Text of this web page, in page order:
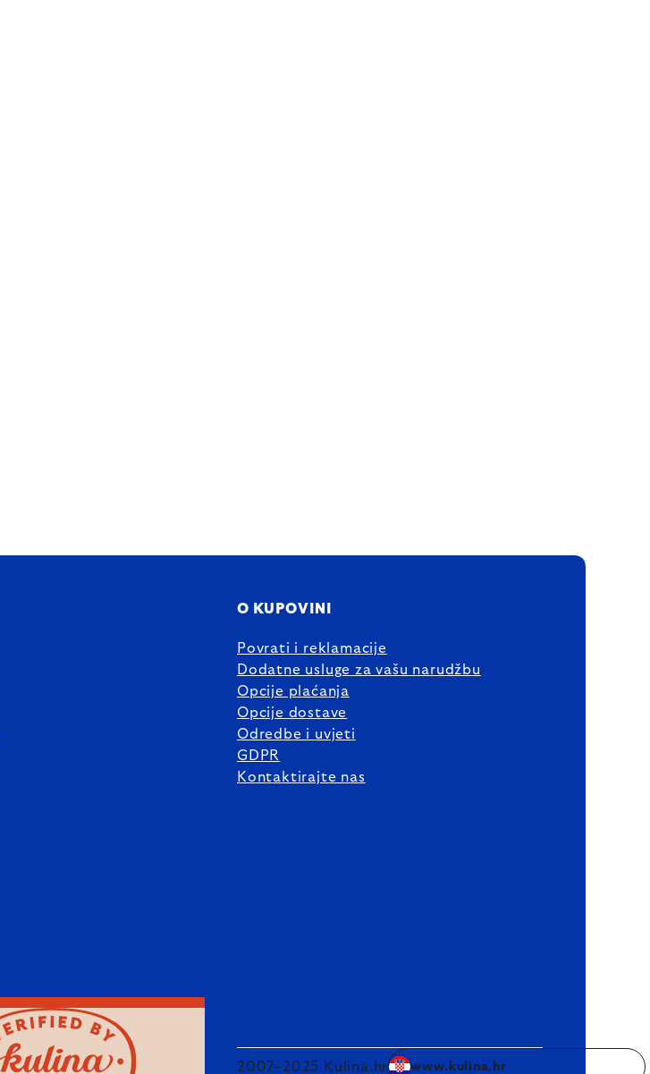
O KUPOVINI
Povrati i reklamacije
Dodatne usluge za vašu narudžbu
Opcije plaćanja
Opcije dostave
Odredbe i uvjeti
GDPR
Kontaktirajte nas
2007–2025 Kulina.hr www.kulina.hr